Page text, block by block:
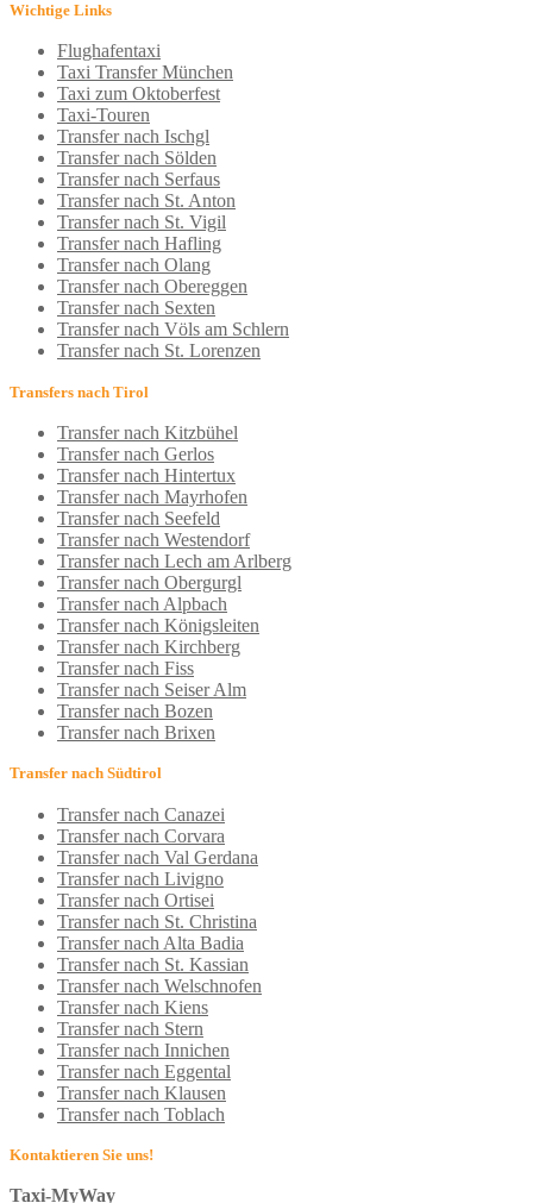
Wichtige Links
Flughafentaxi
Taxi Transfer München
Taxi zum Oktoberfest
Taxi-Touren
Transfer nach Ischgl
Transfer nach Sölden
Transfer nach Serfaus
Transfer nach St. Anton
Transfer nach St. Vigil
Transfer nach Hafling
Transfer nach Olang
Transfer nach Obereggen
Transfer nach Sexten
Transfer nach Völs am Schlern
Transfer nach St. Lorenzen
Transfers nach Tirol
Transfer nach Kitzbühel
Transfer nach Gerlos
Transfer nach Hintertux
Transfer nach Mayrhofen
Transfer nach Seefeld
Transfer nach Westendorf
Transfer nach Lech am Arlberg
Transfer nach Obergurgl
Transfer nach Alpbach
Transfer nach Königsleiten
Transfer nach Kirchberg
Transfer nach Fiss
Transfer nach Seiser Alm
Transfer nach Bozen
Transfer nach Brixen
Transfer nach Südtirol
Transfer nach Canazei
Transfer nach Corvara
Transfer nach Val Gerdana
Transfer nach Livigno
Transfer nach Ortisei
Transfer nach St. Christina
Transfer nach Alta Badia
Transfer nach St. Kassian
Transfer nach Welschnofen
Transfer nach Kiens
Transfer nach Stern
Transfer nach Innichen
Transfer nach Eggental
Transfer nach Klausen
Transfer nach Toblach
Kontaktieren Sie uns!
Taxi-MyWay